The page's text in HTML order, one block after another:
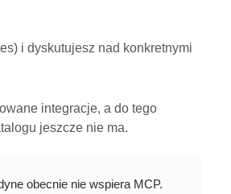
i dyskutujesz nad konkretnymi
integracje, a do tego
jeszcze nie ma.
obecnie nie wspiera MCP.